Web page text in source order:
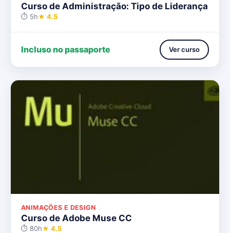
Curso de Administração: Tipo de Liderança
⏱ 5h★ 4.5
Incluso no passaporte Ver curso
ANIMAÇÕES E DESIGN
Curso de Adobe Muse CC
⏱ 80h★ 4.5